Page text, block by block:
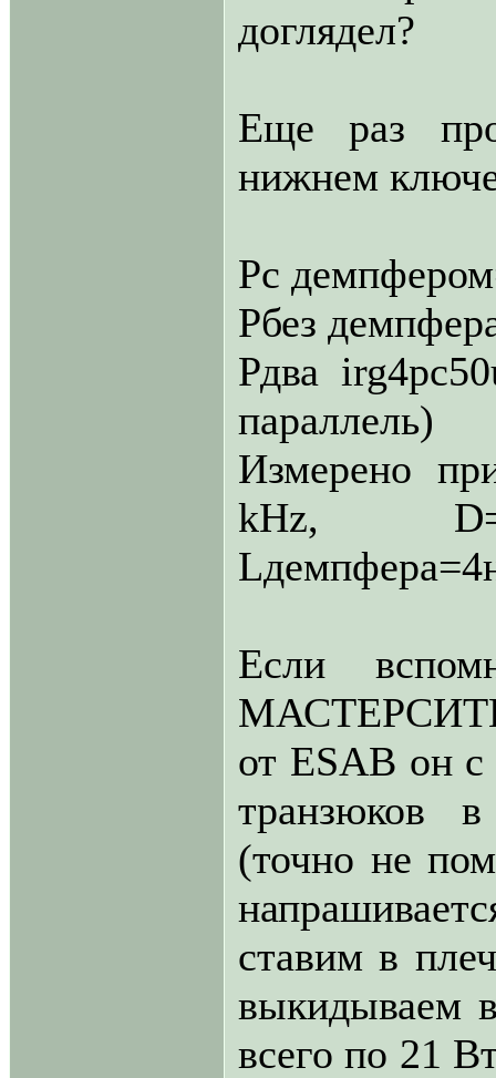
доглядел?
Еще раз
нижнем
Рс
Рбез
Рдва
параллель)
Измерено
kHz,
Если
МАСТЕРСИТИ
от ESAB он
транзюков
(точно не
ставим в
выкидываем
всего по 21